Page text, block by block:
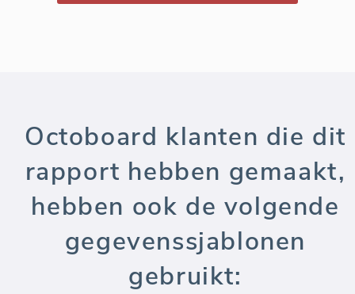
Octoboard klanten die dit
rapport hebben gemaakt,
hebben ook de volgende
gegevenssjablonen
gebruikt: